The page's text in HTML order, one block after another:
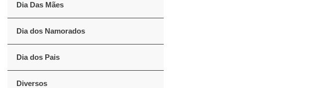
Dia Das Mães
Dia dos Namorados
Dia dos Pais
Diversos